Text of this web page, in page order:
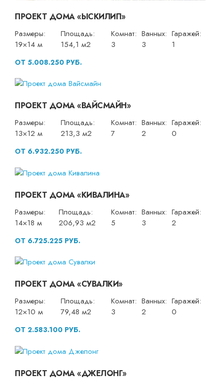
ПРОЕКТ ДОМА «ЫСКИЛИП»
Размеры:
19×14 м
Площадь:
154,1 м2
Комнат:
3
Ванных:
3
Гаражей:
1
ОТ 5.008.250 РУБ.
ПРОЕКТ ДОМА «ВАЙСМАЙН»
Размеры:
13×12 м
Площадь:
213,3 м2
Комнат:
7
Ванных:
2
Гаражей:
0
ОТ 6.932.250 РУБ.
ПРОЕКТ ДОМА «КИВАЛИНА»
Размеры:
14×18 м
Площадь:
206,93 м2
Комнат:
5
Ванных:
3
Гаражей:
2
ОТ 6.725.225 РУБ.
ПРОЕКТ ДОМА «СУВАЛКИ»
Размеры:
12×10 м
Площадь:
79,48 м2
Комнат:
3
Ванных:
2
Гаражей:
0
ОТ 2.583.100 РУБ.
ПРОЕКТ ДОМА «ДЖЕЛОНГ»